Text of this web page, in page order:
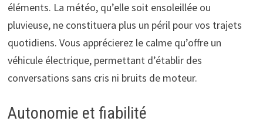
éléments. La météo, qu’elle soit ensoleillée ou
pluvieuse, ne constituera plus un péril pour vos trajets
quotidiens. Vous apprécierez le calme qu’offre un
véhicule électrique, permettant d’établir des
conversations sans cris ni bruits de moteur.
Autonomie et fiabilité